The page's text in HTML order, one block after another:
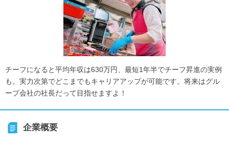
チーフになると平均年収は630万円、最短1年半でチーフ昇進の実例
も。実力次第でどこまでもキャリアアップが可能です。将来はグル
ープ会社の社長だって目指せますよ！
企業概要